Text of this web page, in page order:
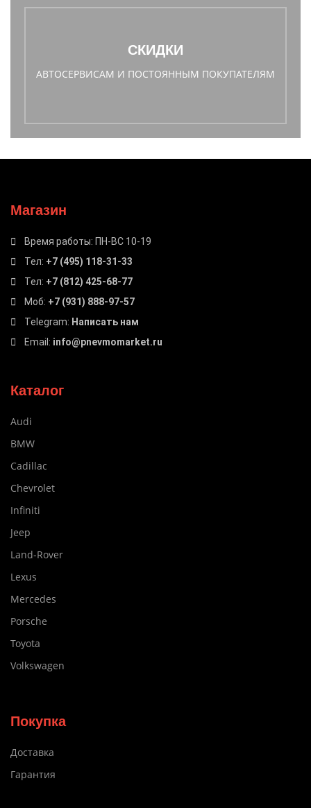
СКИДКИ
АВТОСЕРВИСАМ И ПОСТОЯННЫМ ПОКУПАТЕЛЯМ
Магазин
Время работы: ПН-ВС 10-19
Тел: +7 (495) 118-31-33
Тел: +7 (812) 425-68-77
Моб: +7 (931) 888-97-57
Telegram: Написать нам
Email: info@pnevmomarket.ru
Каталог
Audi
BMW
Cadillac
Chevrolet
Infiniti
Jeep
Land-Rover
Lexus
Mercedes
Porsche
Toyota
Volkswagen
Покупка
Доставка
Гарантия